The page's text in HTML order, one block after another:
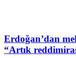
Erdoğan’dan
“Artık